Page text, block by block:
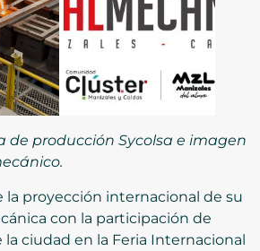
de producción Sycolsa e imagen
la proyección internacional de su
con la participación de
ciudad en la Feria Internacional